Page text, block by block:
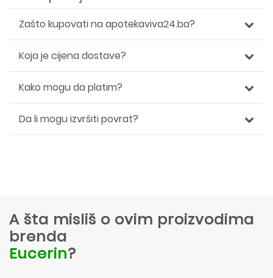
Zašto kupovati na apotekaviva24.ba?
Koja je cijena dostave?
Kako mogu da platim?
Da li mogu izvršiti povrat?
A šta misliš o ovim proizvodima
brenda
Eucerin?